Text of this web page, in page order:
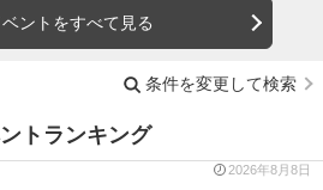
ントをすべて見る
条件を変更して検索
トランキング
2026年8月8日